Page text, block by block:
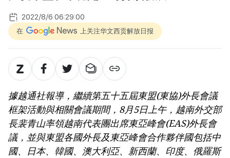
2022/8/6 06:29:00
在 上关注华文西贡解放日报
據越通社報導，繼續第五十五屆東盟(東協)外長會議
框架活動與相關會議期間，8月5日上午，越南外交部
長裴青山率領越南代表團出席東亞峰會(EAS)外長會
議，並與東盟各國外長及東亞峰會合作夥伴國包括中
國、日本、韓國、澳大利亞、新西蘭、印度、俄羅斯